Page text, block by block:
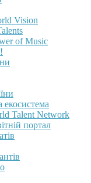
Vision
of Music
Talent Network
портал